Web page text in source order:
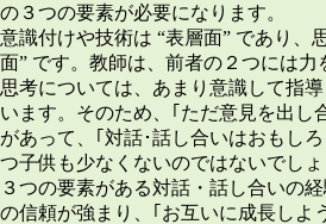
の３つの要素が必要になります。
意識付けや技術は “表層面” であり、
面” です。教師は、前者の２つには
思考については、あまり意識して指
います。そのため、｢ただ意見を出し
があって、｢対話･話し合いはおもし
つ子供も少なくないのではないでしょ
３つの要素がある対話・話し合いの
の信頼が強まり、｢お互いに成長しよ